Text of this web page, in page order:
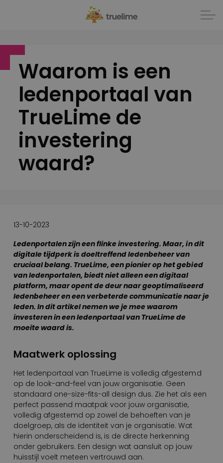
Waarom is een
ledenportaal van
TrueLime de
investering
waard?
13-10-2023
Ledenportalen zijn een flinke investering. Maar, in dit
digitale tijdperk is doeltreffend ledenbeheer van
cruciaal belang. TrueLime, een pionier op het gebied
van ledenportalen, biedt niet alleen een digitaal
platform, maar opent de deur naar geoptimaliseerd
ledenbeheer en een verbeterde communicatie naar je
leden. In dit artikel nemen we je mee waarom
investeren in een ledenportaal van TrueLime de
moeite waard is.
Maatwerk oplossing
Het ledenportaal van TrueLime is volledig afgestemd
op de look-and-feel van jouw organisatie. Geen
standaard one-size-fits-all design dus. Zie het als een
perfect passend maatpak voor jouw organisatie,
volledig afgestemd op zowel de behoeften van je
doelgroep, als de identiteit van je organisatie. Wat
hierin onderscheidend is, is de directe herkenning
onder gebruikers. Een design wat aansluit op jouw
huisstijl voelt meteen vertrouwd aan.